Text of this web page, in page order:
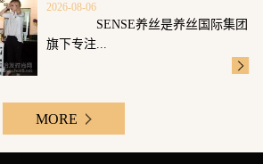
选SENSE
2026-08-06
SENSE养丝是养丝国际集团
旗下专注...
MORE